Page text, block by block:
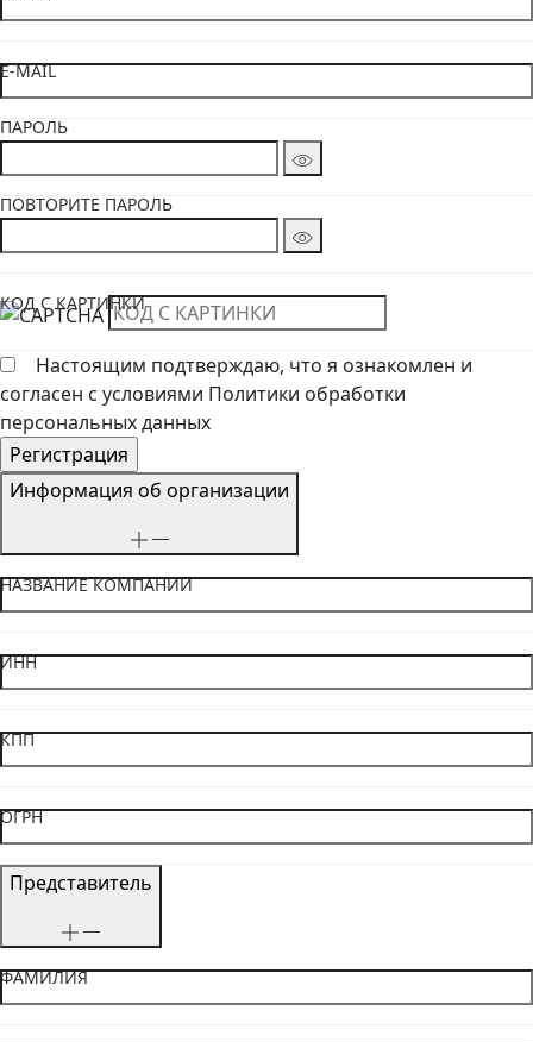
E-MAIL
ПАРОЛЬ
ПОВТОРИТЕ ПАРОЛЬ
КОД С КАРТИНКИ
Настоящим подтверждаю, что я ознакомлен и
согласен с условиями Политики обработки
персональных данных
Информация об организации
НАЗВАНИЕ КОМПАНИИ
ИНН
КПП
ОГРН
Представитель
ФАМИЛИЯ